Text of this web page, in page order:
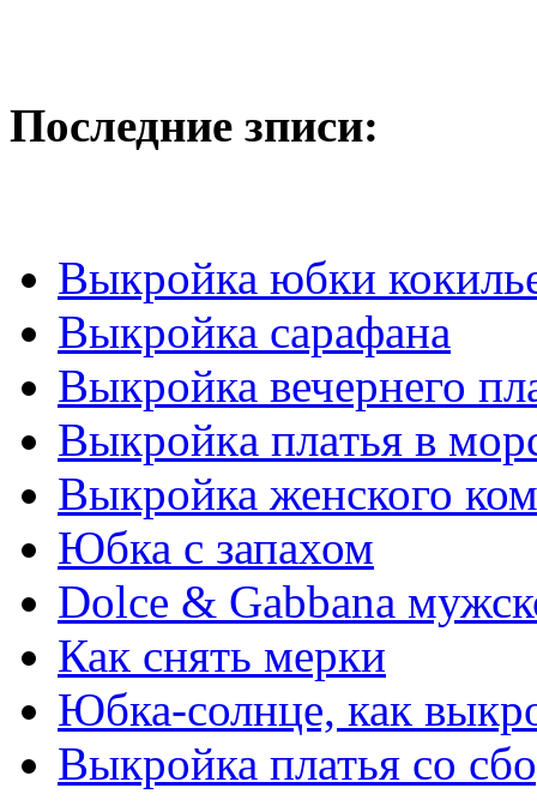
Последние зписи:
Выкройка юбки
Выкройка сарафана
Выкройка вечернего
Выкрoйкa плaтья в
Выкройка женского
Юбка с запахом
Dolce & Gabbana
Как снять мерки
Юбка-солнце, как
Выкройка платья со